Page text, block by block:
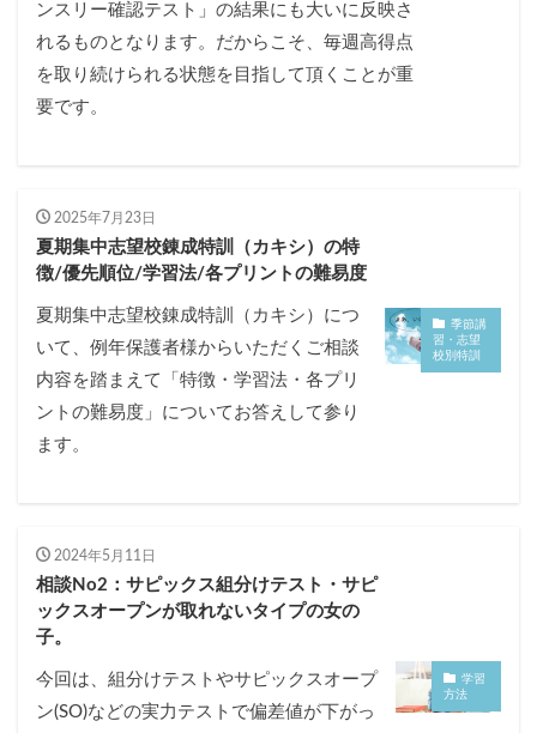
ンスリー確認テスト」の結果にも大いに反映さ
れるものとなります。だからこそ、毎週高得点
を取り続けられる状態を目指して頂くことが重
要です。
季節講
習・志望
校別特訓
2025年7月23日
夏期集中志望校錬成特訓（カキシ）の特
徴/優先順位/学習法/各プリントの難易度
夏期集中志望校錬成特訓（カキシ）につ
いて、例年保護者様からいただくご相談
内容を踏まえて「特徴・学習法・各プリ
ントの難易度」についてお答えして参り
ます。
学習
方法
2024年5月11日
相談No2：サピックス組分けテスト・サピ
ックスオープンが取れないタイプの女の
子。
今回は、組分けテストやサピックスオープ
ン(SO)などの実力テストで偏差値が下がっ